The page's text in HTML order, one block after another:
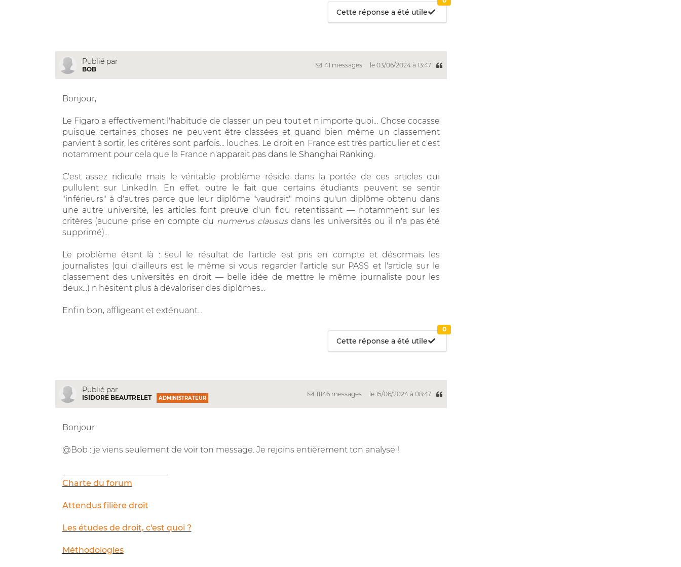
Cette réponse a été utile
Publié par
BOB
41 messages le 03/06/2024 à 13:47
Bonjour,
Le Figaro a effectivement l'habitude de classer un peu tout et n'importe quoi... Chose cocasse
puisque certaines choses ne peuvent être classées et quand bien même un classement
parvient à sortir, les critères sont parfois... louches. Le droit en France est très particulier et c'est
notamment pour cela que la France n'apparait pas dans le Shanghai Ranking.
C'est assez ridicule mais le véritable problème réside dans la portée de ces articles qui
pullulent sur LinkedIn. En effet, outre le fait que certains étudiants peuvent se sentir
"inférieurs" à d'autres parce que leur diplôme "vaudrait" moins qu'un diplôme obtenu dans
une autre université, les articles font preuve d'un flou retentissant — notamment sur les
critères (aucune prise en compte du numerus clausus dans les universités ou il n'a pas été
supprimé)...
Le problème étant là : seul le résultat de l'article est pris en compte et désormais les
journalistes (qui d'ailleurs est le même si vous regarder l'article sur PASS et l'article sur le
classement des universités en droit — belle idée de mettre le même journaliste pour les
deux...) n'hésitent plus à dévaloriser des diplômes...
Enfin bon, affligeant et exténuant...
Cette réponse a été utile
0
Publié par
ISIDORE BEAUTRELET ADMINISTRATEUR
11146 messages le 15/06/2024 à 08:47
Bonjour
@Bob : je viens seulement de voir ton message. Je rejoins entièrement ton analyse !
Charte du forum
Attendus filière droit
Les études de droit, c'est quoi ?
Méthodologies